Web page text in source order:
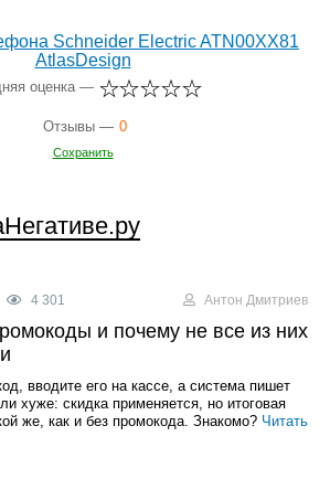
Schneider Electric ATN00XX81
AtlasDesign
оценка —
Отзывы — 0
Сохранить
4 301 Антон Дмитриев
и почему не все из них
вводите его на кассе, а система пишет
хуже: скидка применяется, но итоговая
же, как и без промокода. Знакомо? Читать